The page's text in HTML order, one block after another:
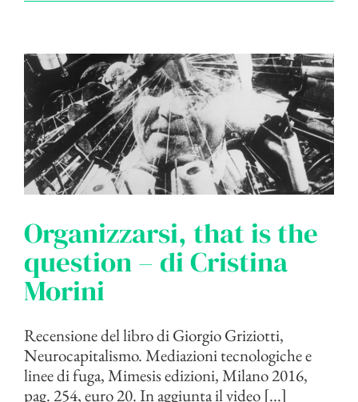
Organizzarsi, that is the
question – di Cristina
Morini
Recensione del libro di Giorgio Griziotti,
Neurocapitalismo. Mediazioni tecnologiche e
linee di fuga, Mimesis edizioni, Milano 2016,
pag. 254, euro 20. In aggiunta il video [...]